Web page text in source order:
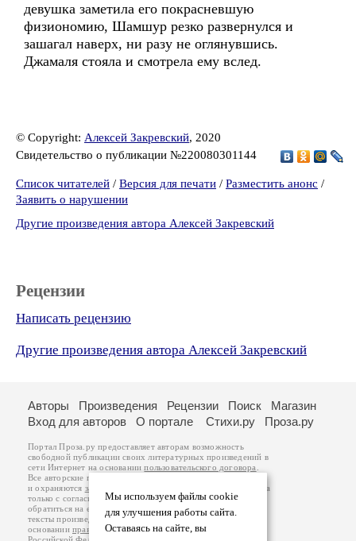
девушка заметила его покрасневшую
физиономию, Шамшур резко развернулся и
зашагал наверх, ни разу не оглянувшись.
Джамаля стояла и смотрела ему вслед.
© Copyright: Алексей Закревский, 2020
Свидетельство о публикации №220080301144
Список читателей / Версия для печати / Разместить анонс /
Заявить о нарушении
Другие произведения автора Алексей Закревский
Рецензии
Написать рецензию
Другие произведения автора Алексей Закревский
Мы используем файлы cookie
для улучшения работы сайта.
Оставаясь на сайте, вы
Авторы Произведения Рецензии Поиск
Магазин
Вход для авторов
О портале Стихи.ру Проза.ру
Портал Проза.ру предоставляет авторам возможность
свободной публикации своих литературных произведений в
сети Интернет на основаниипользовательского договора
Все авторские права на произведения принадлежат авторам
и охраняются законом
. Перепечатка произведений возможна
только с согласия его автора, к которому вы можете
обратиться на его авторской странице. Ответственность за
тексты произведений авторы несут самостоятельно на
основанииправил публикацииизаконодательства